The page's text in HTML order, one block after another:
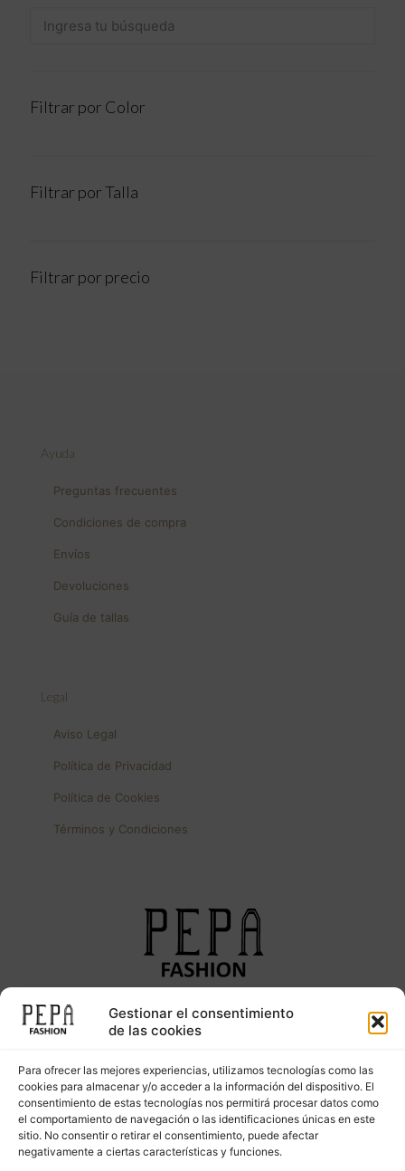
Gestionar el consentimiento
de las cookies
Para ofrecer las mejores experiencias, utilizamos tecnologías como las
cookies para almacenar y/o acceder a la información del dispositivo. El
consentimiento de estas tecnologías nos permitirá procesar datos como
el comportamiento de navegación o las identificaciones únicas en este
sitio. No consentir o retirar el consentimiento, puede afectar
negativamente a ciertas características y funciones.
Filtrar por Color
Filtrar por Talla
Filtrar por precio
Ayuda
Preguntas frecuentes
Condiciones de compra
Envíos
Devoluciones
Guía de tallas
Legal
Aviso Legal
Política de Privacidad
Política de Cookies
Términos y Condiciones
Síguenos en nuestras redes sociales